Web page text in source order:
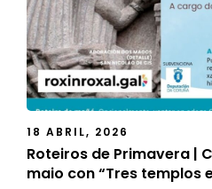
18 ABRIL, 2026
Roteiros de Primavera |
maio con “Tres templos